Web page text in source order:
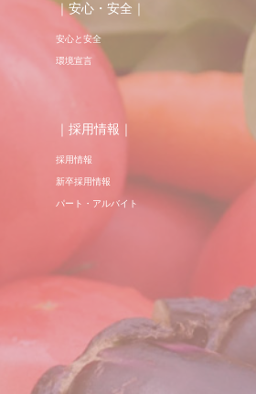
｜安心・安全｜
安心と安全
環境宣言
｜採用情報｜
採用情報
新卒採用情報
パート・アルバイト